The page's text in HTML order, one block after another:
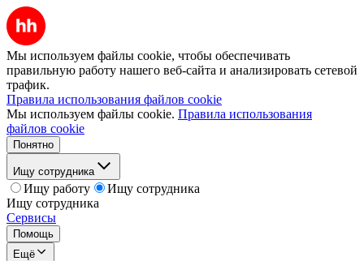
Мы используем файлы cookie, чтобы обеспечивать
правильную работу нашего веб-сайта и анализировать сетевой
трафик.
Правила использования файлов cookie
Мы используем файлы cookie. Правила использования
файлов cookie
Понятно
Ищу сотрудника
Ищу работу
Ищу сотрудника
Ищу сотрудника
Сервисы
Помощь
Ещё